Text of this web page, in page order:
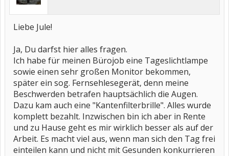
Liebe Jule!
Ja, Du darfst hier alles fragen.
Ich habe für meinen Bürojob eine Tageslichtlampe
sowie einen sehr großen Monitor bekommen,
später ein sog. Fernsehlesegerät, denn meine
Beschwerden betrafen hauptsächlich die Augen.
Dazu kam auch eine "Kantenfilterbrille". Alles wurde
komplett bezahlt. Inzwischen bin ich aber in Rente
und zu Hause geht es mir wirklich besser als auf der
Arbeit. Es macht viel aus, wenn man sich den Tag frei
einteilen kann und nicht mit Gesunden konkurrieren